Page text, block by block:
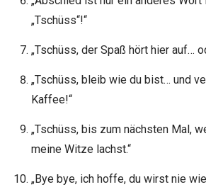
„Tschüss“!“
„Tschüss, der Spaß hört hier auf…
„Tschüss, bleib wie du bist… und
Kaffee!“
„Tschüss, bis zum nächsten Mal,
meine Witze lachst.“
„Bye bye, ich hoffe, du wirst nie